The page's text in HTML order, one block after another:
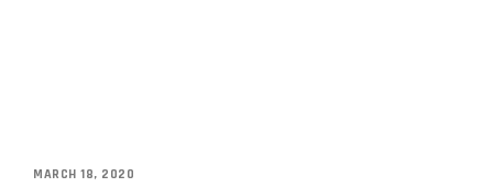
MARCH 18, 2020